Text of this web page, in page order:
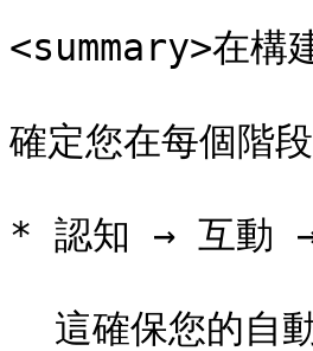
<summary>在構
確定您在每個階段
* 認知 → 互動